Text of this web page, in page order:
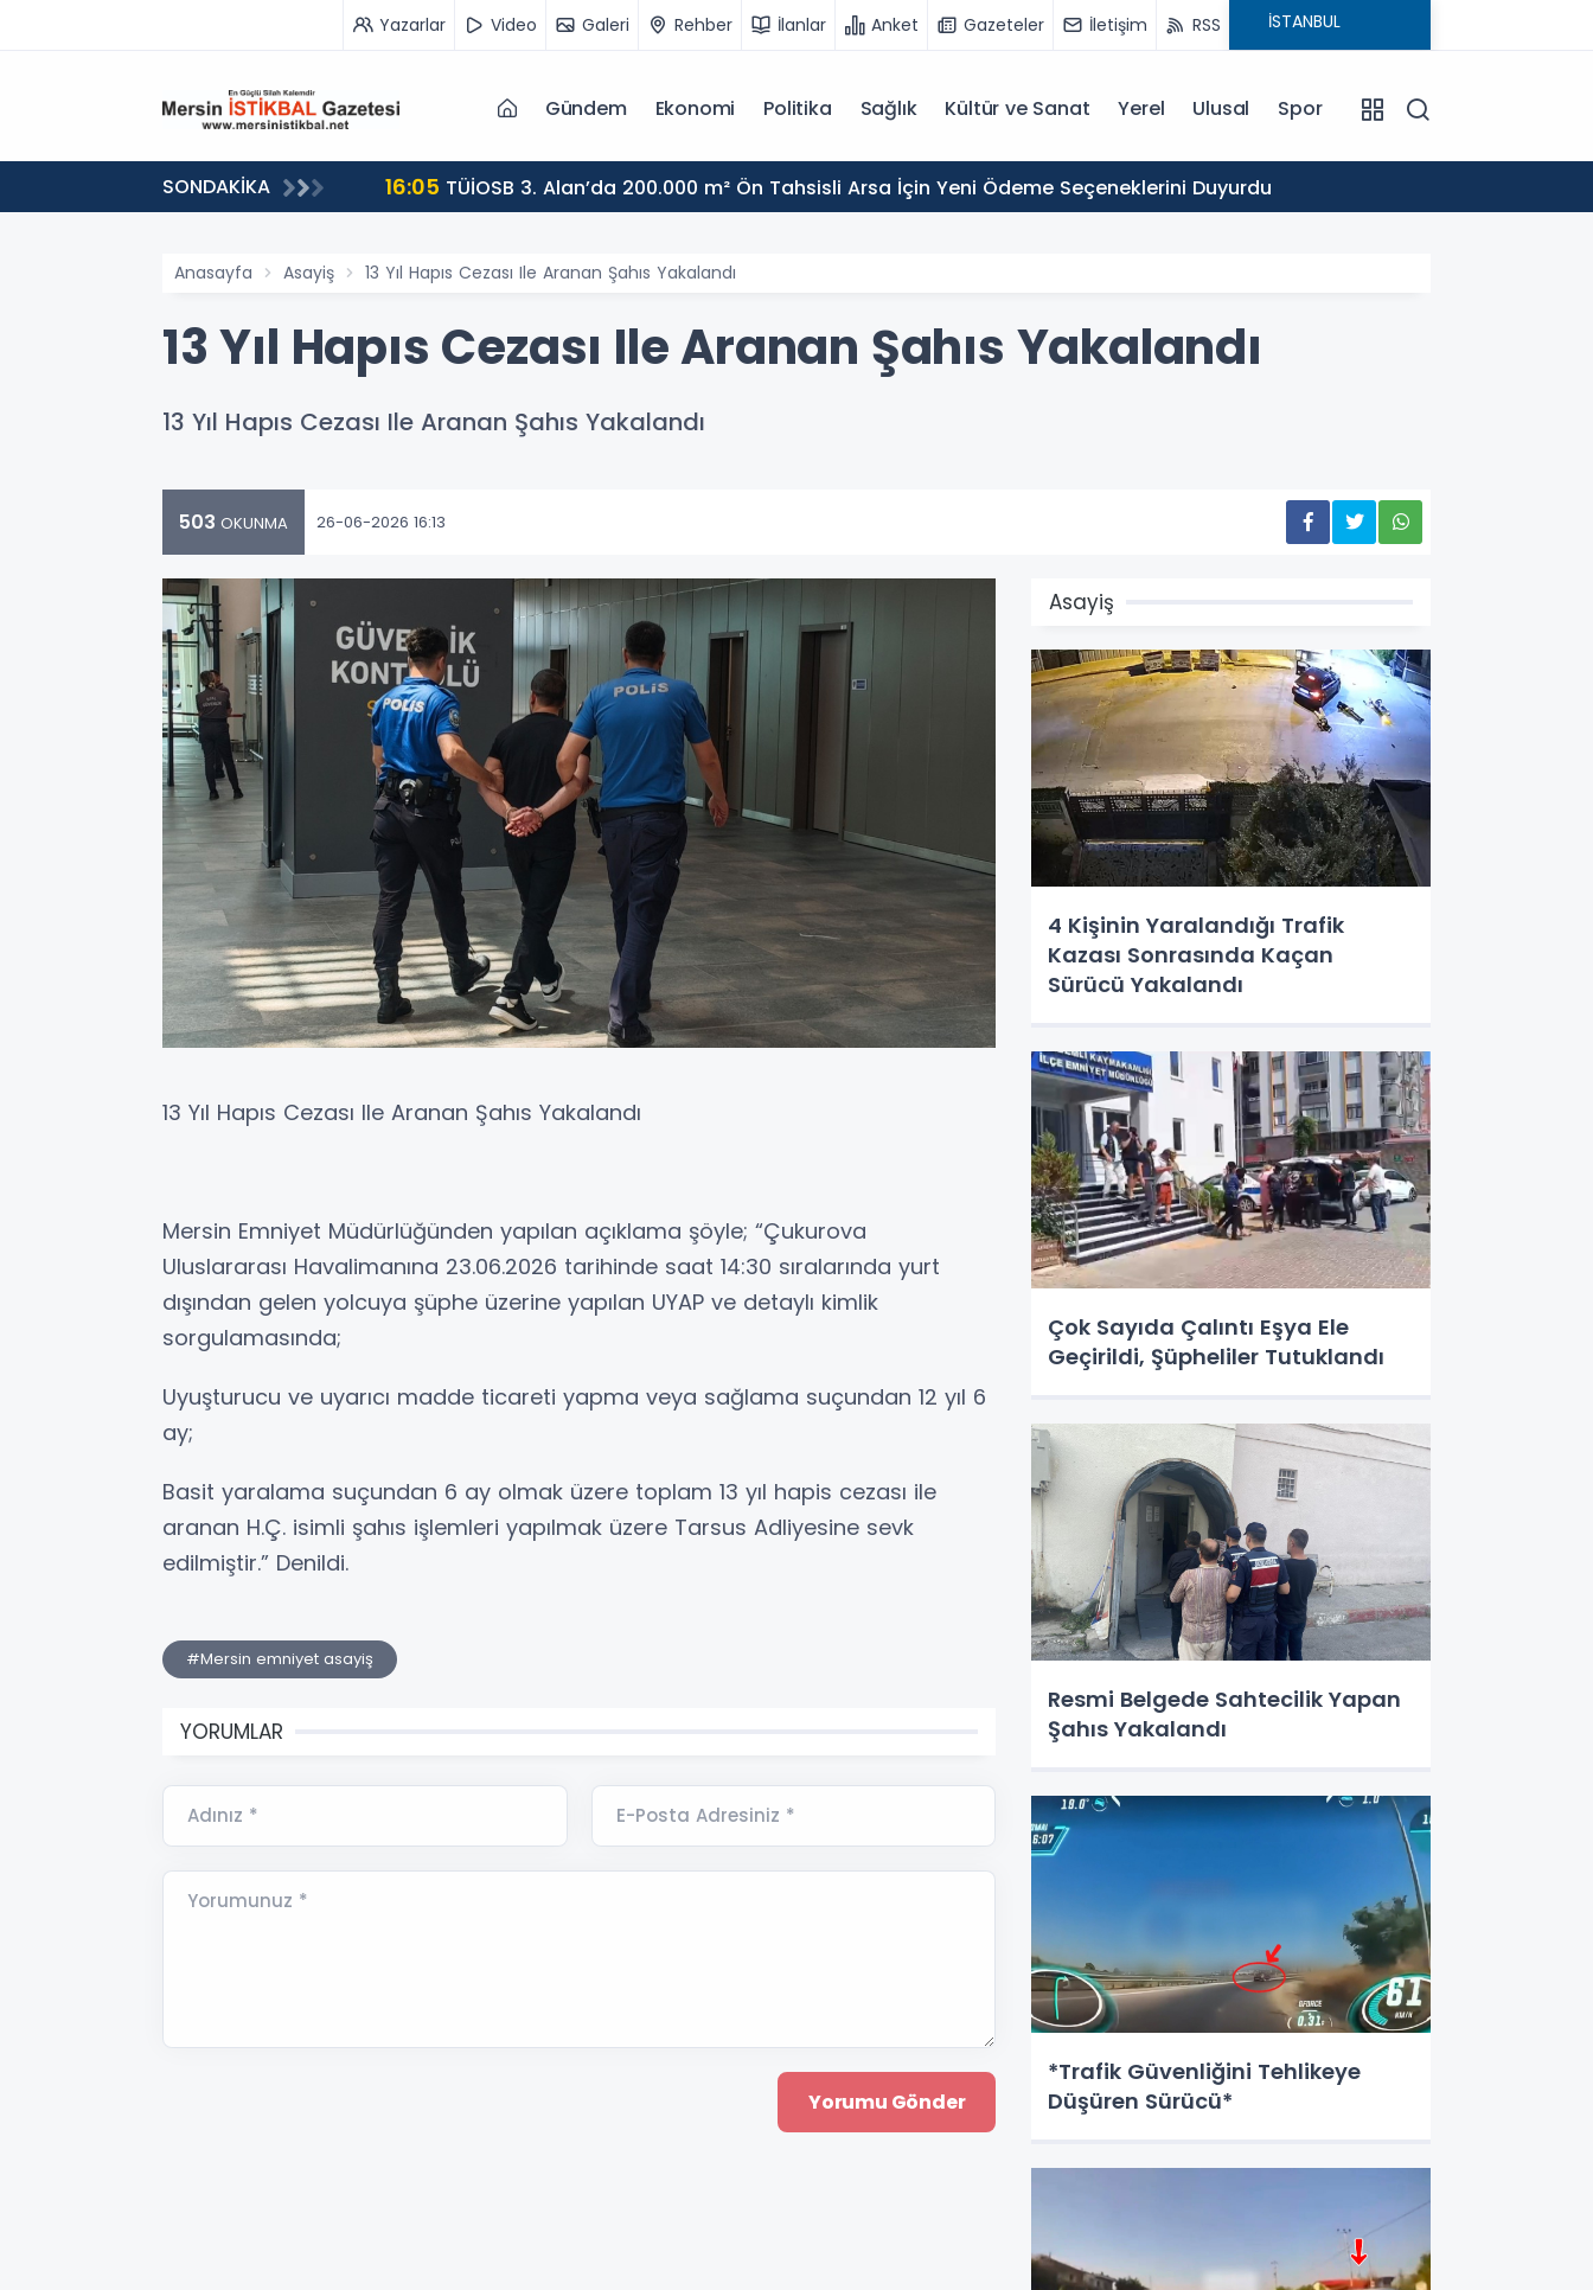
Yazarlar Video Galeri Rehber İlanlar Anket Gazeteler İletişim RSS
Gündem Ekonomi Politika Sağlık Kültür ve Sanat Yerel Ulusal Spor
SONDAKİKA 16:05 TÜİOSB 3. Alan’da 200.000 m² Ön Tahsisli Arsa İçin Yeni Ödeme Seçeneklerini Duyurdu
Anasayfa Asayiş 13 Yıl Hapıs Cezası Ile Aranan Şahıs Yakalandı
13 Yıl Hapıs Cezası Ile Aranan Şahıs Yakalandı
13 Yıl Hapıs Cezası Ile Aranan Şahıs Yakalandı
503 OKUNMA 26-06-2026 16:13
13 Yıl Hapıs Cezası Ile Aranan Şahıs Yakalandı
Mersin Emniyet Müdürlüğünden yapılan açıklama şöyle; “Çukurova
Uluslararası Havalimanına 23.06.2026 tarihinde saat 14:30 sıralarında yurt
dışından gelen yolcuya şüphe üzerine yapılan UYAP ve detaylı kimlik
sorgulamasında;
Uyuşturucu ve uyarıcı madde ticareti yapma veya sağlama suçundan 12 yıl 6
ay;
Basit yaralama suçundan 6 ay olmak üzere toplam 13 yıl hapis cezası ile
aranan H.Ç. isimli şahıs işlemleri yapılmak üzere Tarsus Adliyesine sevk
edilmiştir.” Denildi.
#Mersin emniyet asayiş
YORUMLAR
Adınız * E-Posta Adresiniz *
Yorumunuz *
Asayiş
4 Kişinin Yaralandığı Trafik
Kazası Sonrasında Kaçan
Sürücü Yakalandı
Çok Sayıda Çalıntı Eşya Ele
Geçirildi, Şüpheliler Tutuklandı
Resmi Belgede Sahtecilik Yapan
Şahıs Yakalandı
*Trafik Güvenliğini Tehlikeye
Düşüren Sürücü*